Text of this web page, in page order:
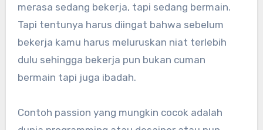
merasa sedang bekerja, tapi sedang bermain.
Tapi tentunya harus diingat bahwa sebelum
bekerja kamu harus meluruskan niat terlebih
dulu sehingga bekerja pun bukan cuman
bermain tapi juga ibadah.
Contoh passion yang mungkin cocok adalah